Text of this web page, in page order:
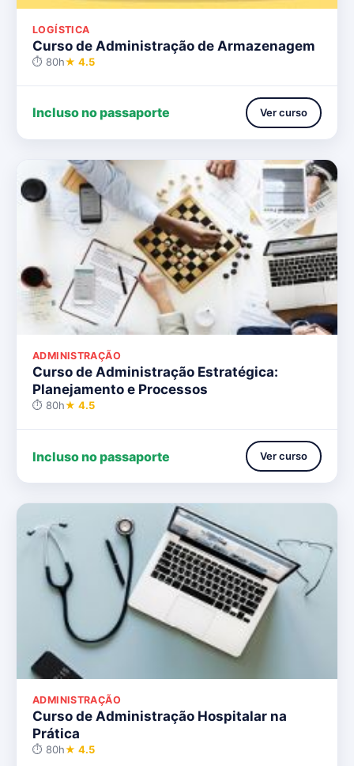
LOGÍSTICA
Curso de Administração de Armazenagem
⏱ 80h★ 4.5
Incluso no passaporte Ver curso
ADMINISTRAÇÃO
Curso de Administração Estratégica:
Planejamento e Processos
⏱ 80h★ 4.5
Incluso no passaporte Ver curso
ADMINISTRAÇÃO
Curso de Administração Hospitalar na
Prática
⏱ 80h★ 4.5